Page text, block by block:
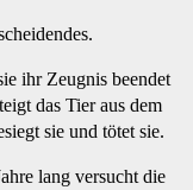
ihr Zeugnis beendet
das Tier aus dem
sie und tötet sie.
lang versucht die